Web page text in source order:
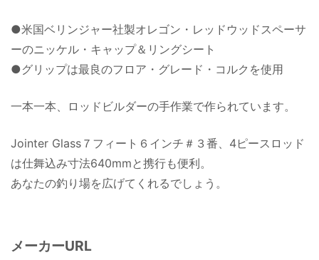
●米国ベリンジャー社製オレゴン・レッドウッドスペーサ
ーのニッケル・キャップ＆リングシート
●グリップは最良のフロア・グレード・コルクを使用
一本一本、ロッドビルダーの手作業で作られています。
Jointer Glass７フィート６インチ＃３番、4ピースロッド
は仕舞込み寸法640mmと携行も便利。
あなたの釣り場を広げてくれるでしょう。
メーカーURL